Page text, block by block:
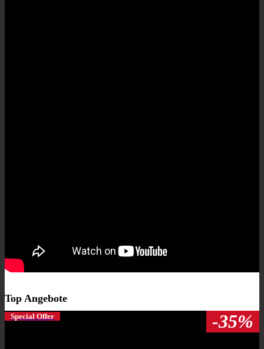
Top Angebote
Special Offer -35%